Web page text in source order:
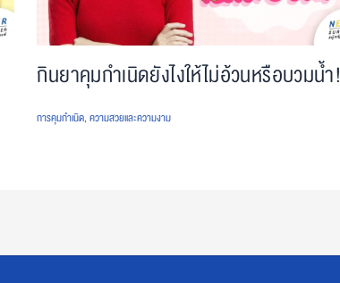
กินยาคุมกำเนิดยังไงให้ไม่อ้วนหรือบวมน้ำ!
การคุมกำเนิด,ความสวยและความงาม